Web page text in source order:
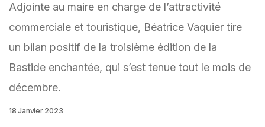
Adjointe au maire en charge de l’attractivité
commerciale et touristique, Béatrice Vaquier tire
un bilan positif de la troisième édition de la
Bastide enchantée, qui s’est tenue tout le mois de
décembre.
18 Janvier 2023